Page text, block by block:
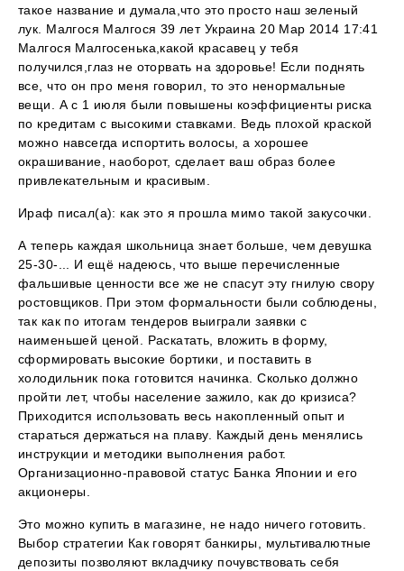
такое название и думала,что это просто наш зеленый
лук. Малгося Малгося 39 лет Украина 20 Мар 2014 17:41
Малгося Малгосенька,какой красавец у тебя
получился,глаз не оторвать на здоровье! Если поднять
все, что он про меня говорил, то это ненормальные
вещи. А с 1 июля были повышены коэффициенты риска
по кредитам с высокими ставками. Ведь плохой краской
можно навсегда испортить волосы, а хорошее
окрашивание, наоборот, сделает ваш образ более
привлекательным и красивым.
Ираф писал(а): как это я прошла мимо такой закусочки.
А теперь каждая школьница знает больше, чем девушка
25-30-... И ещё надеюсь, что выше перечисленные
фальшивые ценности все же не спасут эту гнилую свору
ростовщиков. При этом формальности были соблюдены,
так как по итогам тендеров выиграли заявки с
наименьшей ценой. Раскатать, вложить в форму,
сформировать высокие бортики, и поставить в
холодильник пока готовится начинка. Сколько должно
пройти лет, чтобы население зажило, как до кризиса?
Приходится использовать весь накопленный опыт и
стараться держаться на плаву. Каждый день менялись
инструкции и методики выполнения работ.
Организационно-правовой статус Банка Японии и его
акционеры.
Это можно купить в магазине, не надо ничего готовить.
Выбор стратегии Как говорят банкиры, мультивалютные
депозиты позволяют вкладчику почувствовать себя